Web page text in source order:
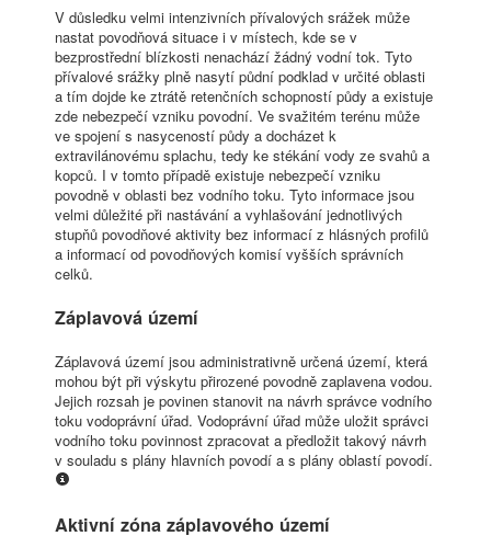
V důsledku velmi intenzivních přívalových srážek může
nastat povodňová situace i v místech, kde se v
bezprostřední blízkosti nenachází žádný vodní tok. Tyto
přívalové srážky plně nasytí půdní podklad v určité oblasti
a tím dojde ke ztrátě retenčních schopností půdy a existuje
zde nebezpečí vzniku povodní. Ve svažitém terénu může
ve spojení s nasyceností půdy a docházet k
extravilánovému splachu, tedy ke stékání vody ze svahů a
kopců. I v tomto případě existuje nebezpečí vzniku
povodně v oblasti bez vodního toku. Tyto informace jsou
velmi důležité při nastávání a vyhlašování jednotlivých
stupňů povodňové aktivity bez informací z hlásných profilů
a informací od povodňových komisí vyšších správních
celků.
Záplavová území
Záplavová území jsou administrativně určená území, která
mohou být při výskytu přirozené povodně zaplavena vodou.
Jejich rozsah je povinen stanovit na návrh správce vodního
toku vodoprávní úřad. Vodoprávní úřad může uložit správci
vodního toku povinnost zpracovat a předložit takový návrh
v souladu s plány hlavních povodí a s plány oblastí povodí.
Aktivní zóna záplavového území